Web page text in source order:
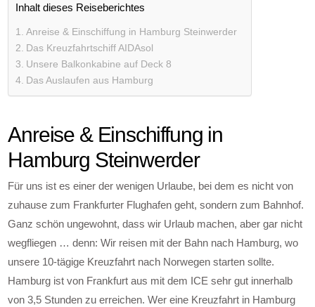
Inhalt dieses Reiseberichtes
Anreise & Einschiffung in Hamburg Steinwerder
Das Kreuzfahrtschiff AIDAsol
Unsere Balkonkabine auf Deck 8
Das Auslaufen aus Hamburg
Anreise & Einschiffung in
Hamburg Steinwerder
Für uns ist es einer der wenigen Urlaube, bei dem es nicht von
zuhause zum Frankfurter Flughafen geht, sondern zum Bahnhof.
Ganz schön ungewohnt, dass wir Urlaub machen, aber gar nicht
wegfliegen … denn: Wir reisen mit der Bahn nach Hamburg, wo
unsere 10-tägige Kreuzfahrt nach Norwegen starten sollte.
Hamburg ist von Frankfurt aus mit dem ICE sehr gut innerhalb
von 3,5 Stunden zu erreichen. Wer eine Kreuzfahrt in Hamburg